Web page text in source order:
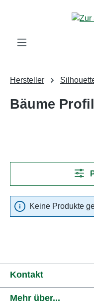
Zum Hauptinhalt springen
Hersteller
Bäume
Keine Produkte
Kontakt
Mehr über...